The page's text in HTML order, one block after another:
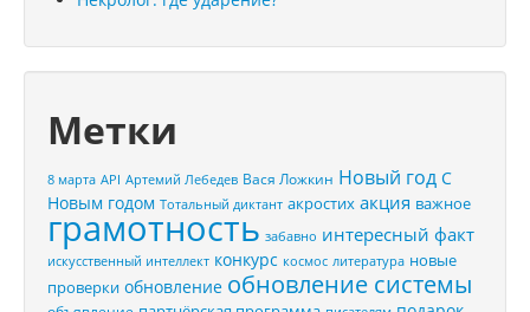
Метки
8 марта API Артемий Лебедев Вася Ложкин Новый год С
Новым годом Тотальный диктант акростих акция важное
грамотность забавно интересный факт
искусственный интеллект конкурс космос литература новые
проверки обновление обновление системы